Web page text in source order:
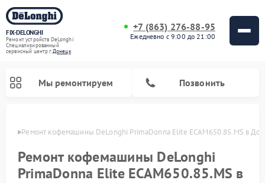
FIX-DELONGHI
Ремонт устройств DeLonghi
Специализированный
cервисный центр г.Донецк
+7 (863) 276-88-95
Ежедневно с 9:00 до 21:00
Мы ремонтируем Позвонить
Ремонт кофемашины DeLonghi PrimaDonna Elite ECAM650.85.MS в
Ремонт кофемашины DeLonghi
PrimaDonna Elite ECAM650.85.MS в